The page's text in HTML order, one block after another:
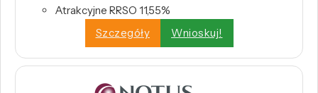
Atrakcyjne RRSO 11,55%
Szczegóły
Wnioskuj!